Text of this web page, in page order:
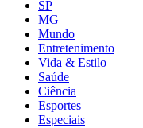
SP
MG
Mundo
Entretenimento
Vida & Estilo
Saúde
Ciência
Esportes
Especiais